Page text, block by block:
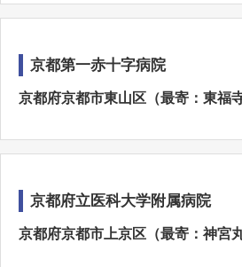
京都第一赤十字病院
京都府京都市東山区（最寄：東福
京都府立医科大学附属病院
京都府京都市上京区（最寄：神宮